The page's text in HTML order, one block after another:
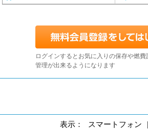
ログインするとお気に入りの保存や燃費
管理が出来るようになります
表示： スマートフォン |